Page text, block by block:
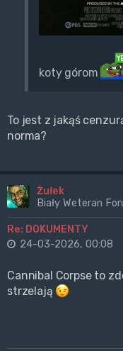
koty górom
To jest z jakąś
norma?
Żułek
Biały Weteran
Re: DOKUMENTY
24-03-2026, 00:08
Cannibal Corpse to
strzelają